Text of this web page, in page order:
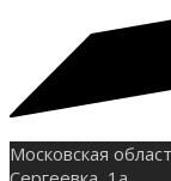
Московская